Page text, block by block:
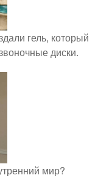
гель, который
диски.
мир?